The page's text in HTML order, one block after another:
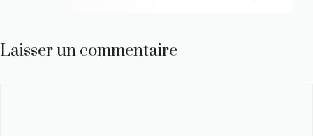
Laisser un commentaire